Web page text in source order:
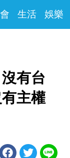
生活 娛樂
有台
主權